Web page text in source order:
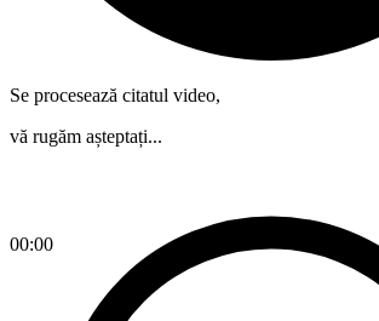
00:00
Se procesează citatul video,
vă rugăm așteptați...